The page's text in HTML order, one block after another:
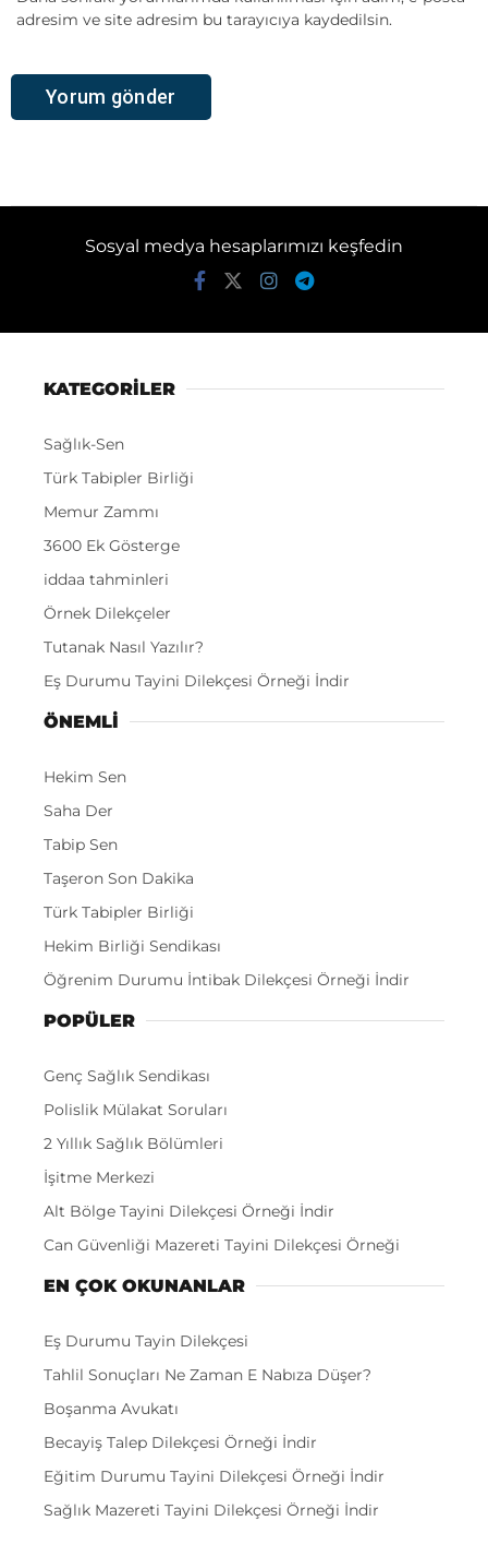
adresim ve site adresim bu tarayıcıya kaydedilsin.
Sosyal medya hesaplarımızı keşfedin
KATEGORİLER
Sağlık-Sen
Türk Tabipler Birliği
Memur Zammı
3600 Ek Gösterge
iddaa tahminleri
Örnek Dilekçeler
Tutanak Nasıl Yazılır?
Eş Durumu Tayini Dilekçesi Örneği İndir
ÖNEMLI
Hekim Sen
Saha Der
Tabip Sen
Taşeron Son Dakika
Türk Tabipler Birliği
Hekim Birliği Sendikası
Öğrenim Durumu İntibak Dilekçesi Örneği İndir
POPÜLER
Genç Sağlık Sendikası
Polislik Mülakat Soruları
2 Yıllık Sağlık Bölümleri
İşitme Merkezi
Alt Bölge Tayini Dilekçesi Örneği İndir
Can Güvenliği Mazereti Tayini Dilekçesi Örneği
EN ÇOK OKUNANLAR
Eş Durumu Tayin Dilekçesi
Tahlil Sonuçları Ne Zaman E Nabıza Düşer?
Boşanma Avukatı
Becayiş Talep Dilekçesi Örneği İndir
Eğitim Durumu Tayini Dilekçesi Örneği İndir
Sağlık Mazereti Tayini Dilekçesi Örneği İndir